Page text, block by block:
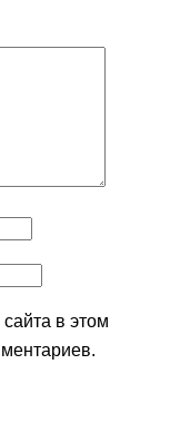
в этом